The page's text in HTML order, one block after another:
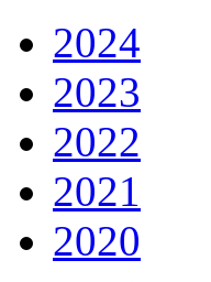
2024
2023
2022
2021
2020